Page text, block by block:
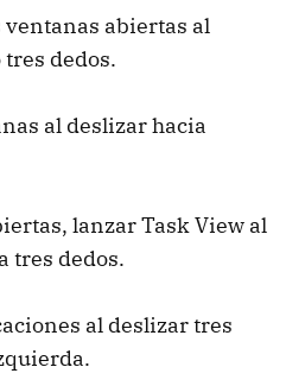
abiertas al
dedos.
al deslizar hacia
lanzar Task View al
tres dedos.
al deslizar tres